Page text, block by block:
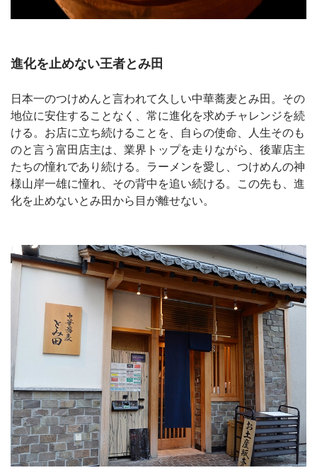
進化を止めない王者とみ田
日本一のつけめんと言われて久しい中華蕎麦とみ田。その
地位に安住することなく、常に進化を求めチャレンジを続
ける。お店に立ち続けることを、自らの使命、人生そのも
のと言う富田店主は、業界トップを走りながら、後輩店主
たちの憧れであり続ける。ラーメンを愛し、つけめんの神
様山岸一雄に憧れ、その背中を追い続ける。この先も、進
化を止めないとみ田から目が離せない。